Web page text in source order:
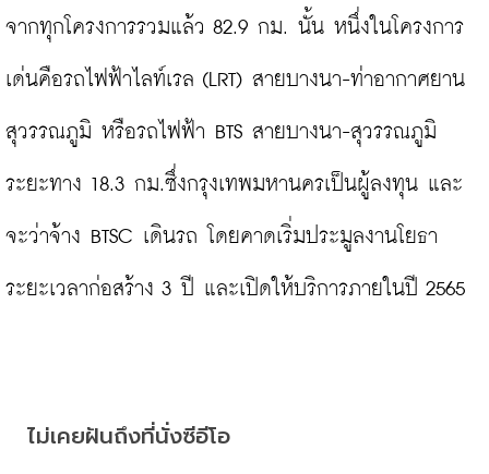
จากทุกโครงการรวมแล้ว 82.9 กม. นั้น หนึ่งในโครงการ
เด่นคือรถไฟฟ้าไลท์เรล (LRT) สายบางนา-ท่าอากาศยาน
สุวรรณภูมิ หรือรถไฟฟ้า BTS สายบางนา-สุวรรณภูมิ
ระยะทาง 18.3 กม.ซึ่งกรุงเทพมหานครเป็นผู้ลงทุน และ
จะว่าจ้าง BTSC เดินรถ โดยคาดเริ่มประมูลงานโยธา
ระยะเวลาก่อสร้าง 3 ปี และเปิดให้บริการภายในปี 2565
ไม่เคยฝันถึงที่นั่งซีอีโอ